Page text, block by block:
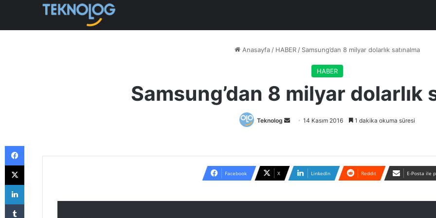
Anasayfa / HABER / Samsung’dan 8 milyar dolarlık satınalma
HABER
Samsung’dan 8 milyar dolarlık
Teknolog
Bir
göndermek
14 Kasım 2016 1 dakika okuma süresi
Facebook X LinkedIn Reddit E-Posta ile
Facebook
X
LinkedIn
Tumblr